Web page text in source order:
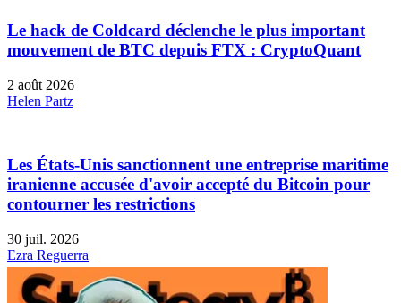
Le hack de Coldcard déclenche le plus important
mouvement de BTC depuis FTX : CryptoQuant
2 août 2026
Helen Partz
Les États-Unis sanctionnent une entreprise maritime
iranienne accusée d'avoir accepté du Bitcoin pour
contourner les restrictions
30 juil. 2026
Ezra Reguerra